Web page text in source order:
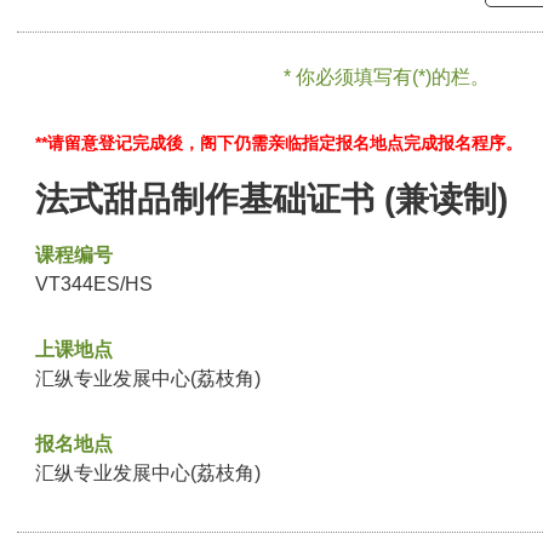
* 你必须填写有(*)的栏。
**请留意登记完成後，阁下仍需亲临指定报名地点完成报名程序。
法式甜品制作基础证书 (兼读制)
课程编号
VT344ES/HS
上课地点
汇纵专业发展中心(荔枝角)
报名地点
汇纵专业发展中心(荔枝角)